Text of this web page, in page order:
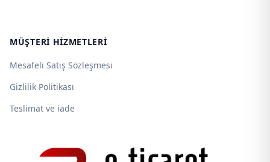
MÜŞTERI HIZMETLERI
Mesafeli Satış Sözleşmesi
Gizlilik Politikası
Teslimat ve iade